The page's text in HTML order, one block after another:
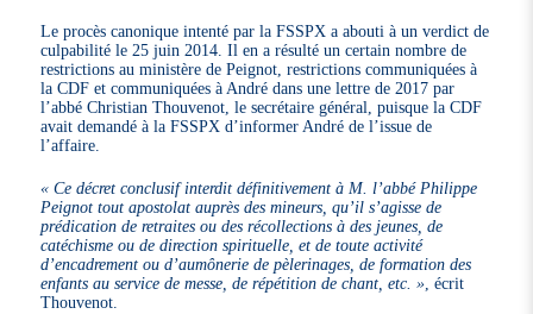
Le procès canonique intenté par la FSSPX a abouti à un verdict de
culpabilité le 25 juin 2014. Il en a résulté un certain nombre de
restrictions au ministère de Peignot, restrictions communiquées à
la CDF et communiquées à André dans une lettre de 2017 par
l’abbé Christian Thouvenot, le secrétaire général, puisque la CDF
avait demandé à la FSSPX d’informer André de l’issue de
l’affaire.
« Ce décret conclusif interdit définitivement à M. l’abbé Philippe
Peignot tout apostolat auprès des mineurs, qu’il s’agisse de
prédication de retraites ou des récollections à des jeunes, de
catéchisme ou de direction spirituelle, et de toute activité
d’encadrement ou d’aumônerie de pèlerinages, de formation des
enfants au service de messe, de répétition de chant, etc. », écrit
Thouvenot.